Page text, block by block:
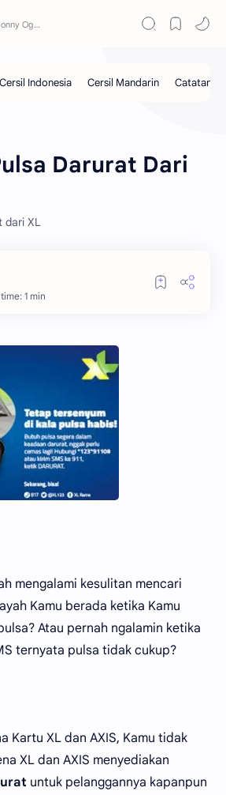
Darurat Dari
dari XL
1 min
mengalami kesulitan mencari
Kamu berada ketika Kamu
Atau pernah ngalamin ketika
ternyata pulsa tidak cukup?
Kartu XL dan AXIS, Kamu tidak
XL dan AXIS menyediakan
untuk pelanggannya kapanpun